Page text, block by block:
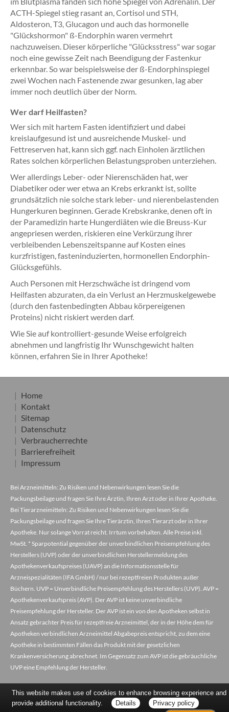
ACTH-Spiegel stieg rasant an, Cortisol und STH,
Aldosteron, T3, Glucagon und auch das hormonelle
"Glückshormon" ß-Endorphin waren vermehrt
nachzuweisen. Dieser körperliche "Glücksstress" war sogar
noch eine gewisse Zeit nach Beendigung der Fastenkur
erkennbar. So war beispielsweise der ß-Endorphinspiegel
zwei Wochen nach Fastenende zwar gesunken, lag aber
immer noch deutlich über der Norm.
Wer darf Heilfasten?
Wer sich mit hartem Fasten identifiziert und dabei
kreislaufgesund ist und ausreichende Muskel- und
Fettreserven hat, kann sich ggf. nach Einholen ärztlichen
Rates solchen körperlichen Belastungsproben unterziehen.
Wer allerdings Leber- oder Nierenschäden hat, wer
Diabetiker oder wer etwa an Krebs erkrankt ist, sollte
grundsätzlich nie solche stark leber- und nierenbelastenden
Hungerkuren beginnen. Gerade Krebskranke, denen oft in
der Paramedizin harte Hungerdiäten wie die Breuss-Kur
angepriesen werden, riskieren eine Verkürzung ihrer
verbleibenden Lebenszeitspanne auf Kosten eines
kurzfristigen, fasteninduzierten, hormonellen Endorphin-
Glücksgefühls.
Auch Personen mit Herzschwäche ist dringend vom
Heilfasten abzuraten, da ein Verlust an Herzmuskelgewebe
(durch den fastenbedingten Abbau körpereigenen
Proteins) nicht riskiert werden darf.
Wie Sie auf kontrolliert-gesunde Weise erfolgreich
abnehmen und langfristig Ihr Wunschgewicht halten
können, erfahren Sie in Ihrer Apotheke!
Home
Kontakt
Sitemap
Datenschutz
Verbraucherrechte
Barrierefreiheit
Impressum
Bei Arzneimitteln: Zu Risiken und Nebenwirkungen lesen Sie die
Packungsbeilage und fragen Sie Ihre Ärztin, Ihren Arzt oder in Ihrer Apotheke.
Bei Tierarzneimitteln: Zu Risiken und Nebenwirkungen lesen Sie die
Packungsbeilage und fragen Sie Ihre Tierärztin, Ihren Tierarzt oder in Ihrer
Apotheke. Nur solange Vorrat reicht. Irrtum vorbehalten. Alle Preise inkl.
MwSt. * Sparpotential gegenüber der unverbindlichen Preisempfehlung des
Herstellers (UVP) oder der unverbindlichen Herstellermeldung des
Apothekenverkaufspreises (UAVP) an die Informationsstelle für
Arzneispezialitäten (IFA GmbH) / nur bei rezeptfreien Produkten außer
Büchern. UVP = Unverbindliche Preisempfehlung des Herstellers (UVP). AVP =
Apothekenverkaufspreis (AVP). Der AVP ist keine unverbindliche
Preisempfehlung der Hersteller. Der AVP ist ein von den Apotheken selbst in
Ansatz gebrachter Preis für rezeptfreie Arzneimittel, der in der Höhe dem für
Apotheken verbindlichen Arzneimittel Abgabepreis entspricht, zu dem eine
Apotheke in bestimmten Fällen das Produkt mit der gesetzlichen
Krankenversicherung abrechnet. Im Gegensatz zum AVP ist die gebräuchliche
UVP eine Empfehlung der Hersteller.
This website makes use of cookies to enhance browsing experience and
provide additional functionality.
Details Privacy policy